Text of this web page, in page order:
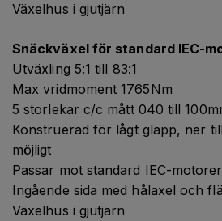
Växelhus i gjutjärn
Snäckväxel för standard IEC-
Utväxling 5:1 till 83:1
Max vridmoment 1765Nm
5 storlekar c/c mått 040 till
Konstruerad för lågt glapp, ner
möjligt
Passar mot standard IEC-motorer
Ingående sida med hålaxel och
Växelhus i gjutjärn